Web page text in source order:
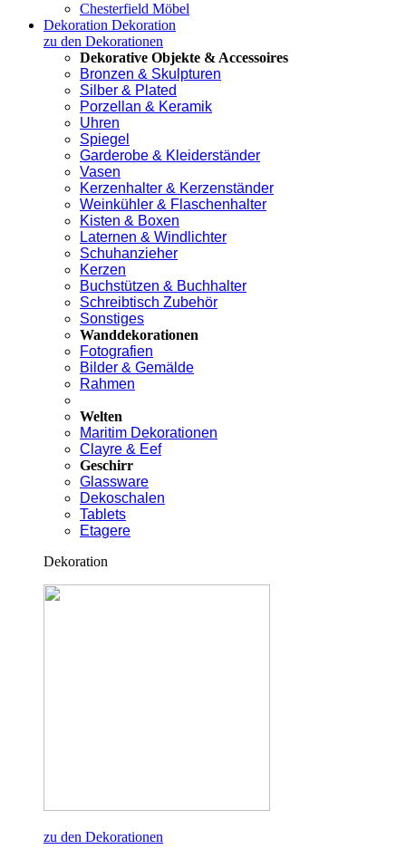
Chesterfield Möbel
Dekoration Dekoration
zu den Dekorationen
Dekorative Objekte & Accessoires
Bronzen & Skulpturen
Silber & Plated
Porzellan & Keramik
Uhren
Spiegel
Garderobe & Kleiderständer
Vasen
Kerzenhalter & Kerzenständer
Weinkühler & Flaschenhalter
Kisten & Boxen
Laternen & Windlichter
Schuhanzieher
Kerzen
Buchstützen & Buchhalter
Schreibtisch Zubehör
Sonstiges
Wanddekorationen
Fotografien
Bilder & Gemälde
Rahmen
Welten
Maritim Dekorationen
Clayre & Eef
Geschirr
Glassware
Dekoschalen
Tablets
Etagere
Dekoration
zu den Dekorationen